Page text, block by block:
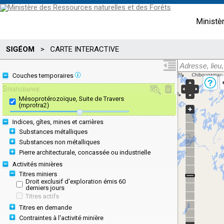
SIGÉOM > CARTE INTERACTIVE
Couches temporaires
Stratigraphie
Mésoprotérozoïque, Suite de Travers
(mprotra2)
Indices, gîtes, mines et carrières
Substances métalliques
Substances non métalliques
Pierre architecturale, concassée ou industrielle
Activités minières
Titres miniers
Droit exclusif d'exploration émis 60
derniers jours
Titres actifs
Titres en demande
Contraintes à l'activité minière